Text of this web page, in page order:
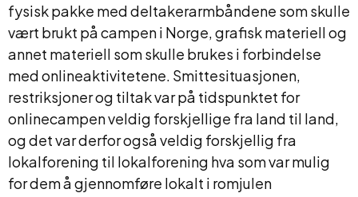
fysisk pakke med deltakerarmbåndene som skulle
vært brukt på campen i Norge, grafisk materiell og
annet materiell som skulle brukes i forbindelse
med onlineaktivitetene. Smittesituasjonen,
restriksjoner og tiltak var på tidspunktet for
onlinecampen veldig forskjellige fra land til land,
og det var derfor også veldig forskjellig fra
lokalforening til lokalforening hva som var mulig
for dem å gjennomføre lokalt i romjulen